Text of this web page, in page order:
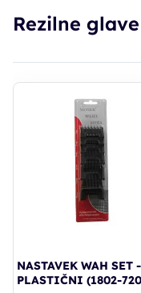
Rezilne
NASTAVEK WAH SET -
PLASTIČNI (1802-